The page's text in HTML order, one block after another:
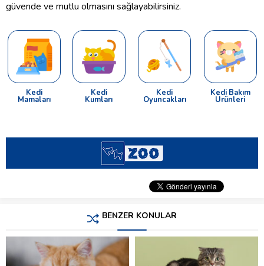
güvende ve mutlu olmasını sağlayabilirsiniz.
Kedi
Mamaları
Kedi
Kumları
Kedi
Oyuncakları
Kedi Bakım
Ürünleri
BENZER KONULAR